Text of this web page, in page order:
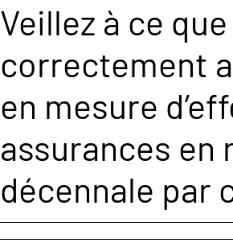
Veillez à ce
correctement
en mesure
assurances
décennale par